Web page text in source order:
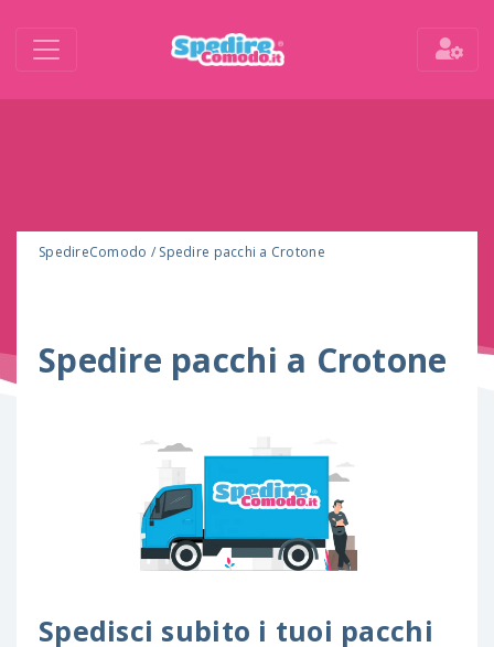
SpedireComodo / Spedire pacchi a Crotone
Spedire pacchi a Crotone
Spedisci subito i tuoi pacchi